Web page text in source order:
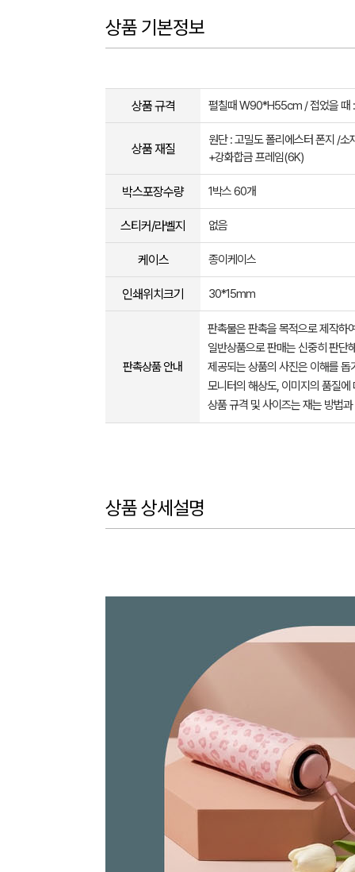
상품 기본정보
상품 규격 펼칠때 W90*H55cm / 접었을 때
상품 재질
원단 : 고밀도 폴리에스터 폰지 /소
+강화합금 프레임(6K)
박스포장수량 1박스 60개
스티커/라벨지 없음
케이스 종이케이스
인쇄위치크기 30*15mm
판촉상품 안내
판촉물은 판촉을 목적으로 제작하
일반상품으로 판매는 신중히 판단
제공되는 상품의 사진은 이해를
모니터의 해상도, 이미지의 품질
상품 규격 및 사이즈는 재는 방법
상품 상세설명